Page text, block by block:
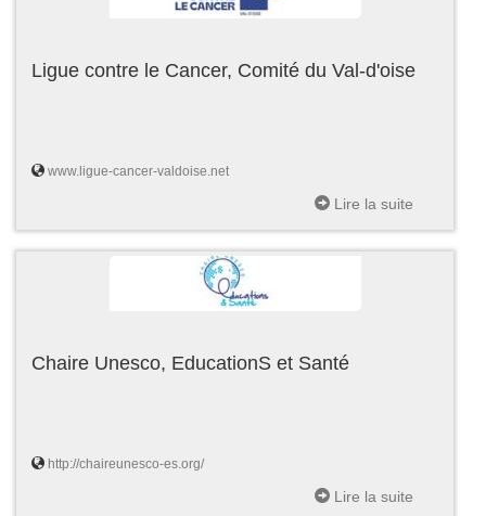
Ligue contre le Cancer, Comité du Val-d'oise
www.ligue-cancer-valdoise.net
Lire la suite
Chaire Unesco, EducationS et Santé
http://chaireunesco-es.org/
Lire la suite